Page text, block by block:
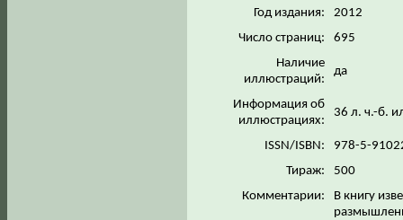
Год издания:
2012
Число страниц:
695
Наличие
иллюстраций:
да
Информация об
иллюстрациях:
36 л. ч.-б.
ISSN/ISBN:
978-5-
Тираж:
500
Комментарии:
В книгу